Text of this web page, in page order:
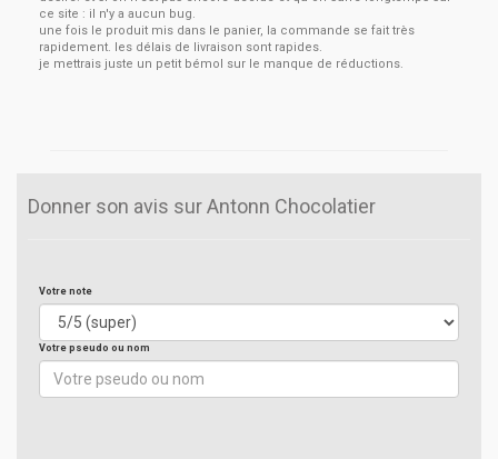
ce site : il n'y a aucun bug.
une fois le produit mis dans le panier, la commande se fait très
rapidement. les délais de livraison sont rapides.
je mettrais juste un petit bémol sur le manque de réductions.
Donner son avis sur Antonn Chocolatier
Votre note
Votre pseudo ou nom